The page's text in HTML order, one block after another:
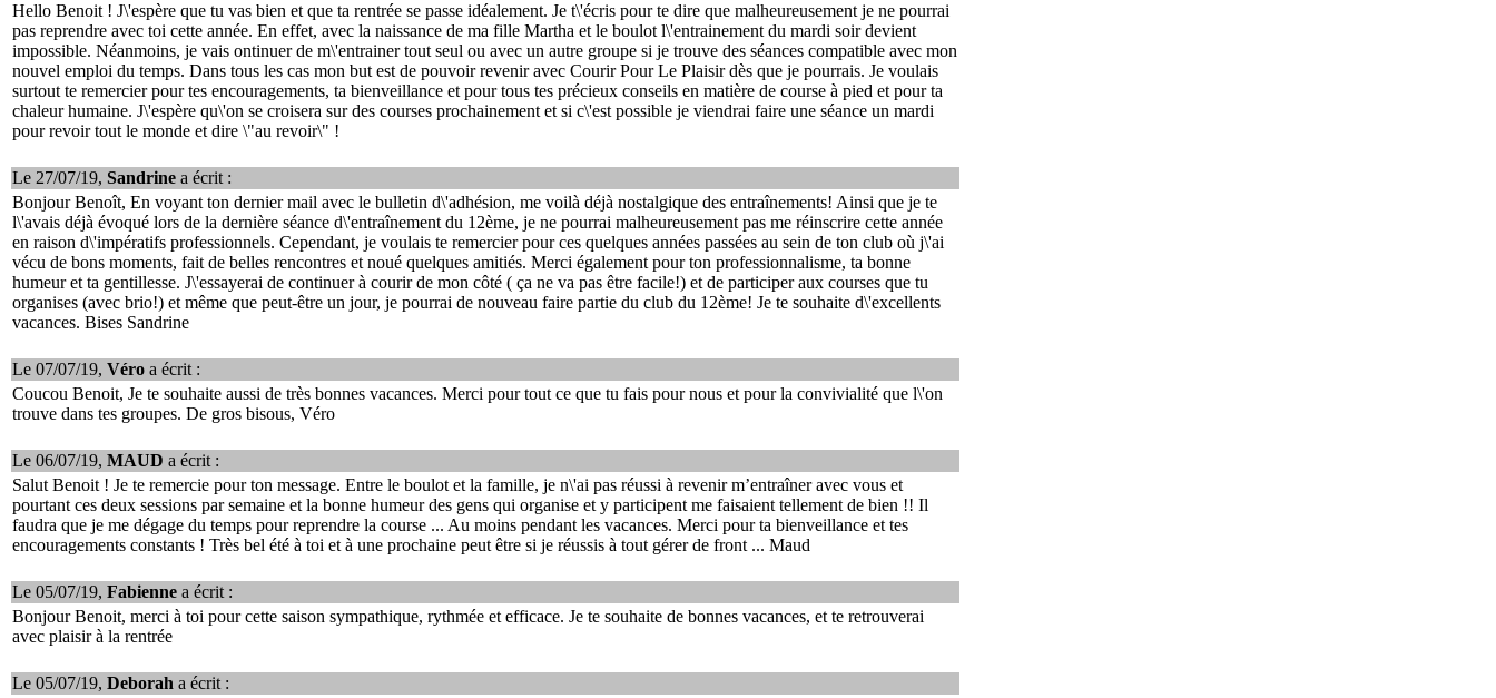
Hello Benoit ! J\'espère que tu vas bien et que ta rentrée se passe idéalement. Je t\'écris pour te dire que malheureusement je ne pourrai
pas reprendre avec toi cette année. En effet, avec la naissance de ma fille Martha et le boulot l\'entrainement du mardi soir devient
impossible. Néanmoins, je vais ontinuer de m\'entrainer tout seul ou avec un autre groupe si je trouve des séances compatible avec mon
nouvel emploi du temps. Dans tous les cas mon but est de pouvoir revenir avec Courir Pour Le Plaisir dès que je pourrais. Je voulais
surtout te remercier pour tes encouragements, ta bienveillance et pour tous tes précieux conseils en matière de course à pied et pour ta
chaleur humaine. J\'espère qu\'on se croisera sur des courses prochainement et si c\'est possible je viendrai faire une séance un mardi
pour revoir tout le monde et dire \"au revoir\" !
Le 27/07/19, Sandrine a écrit :
Bonjour Benoît, En voyant ton dernier mail avec le bulletin d\'adhésion, me voilà déjà nostalgique des entraînements! Ainsi que je te
l\'avais déjà évoqué lors de la dernière séance d\'entraînement du 12ème, je ne pourrai malheureusement pas me réinscrire cette année
en raison d\'impératifs professionnels. Cependant, je voulais te remercier pour ces quelques années passées au sein de ton club où j\'ai
vécu de bons moments, fait de belles rencontres et noué quelques amitiés. Merci également pour ton professionnalisme, ta bonne
humeur et ta gentillesse. J\'essayerai de continuer à courir de mon côté ( ça ne va pas être facile!) et de participer aux courses que tu
organises (avec brio!) et même que peut-être un jour, je pourrai de nouveau faire partie du club du 12ème! Je te souhaite d\'excellents
vacances. Bises Sandrine
Le 07/07/19, Véro a écrit :
Coucou Benoit, Je te souhaite aussi de très bonnes vacances. Merci pour tout ce que tu fais pour nous et pour la convivialité que l\'on
trouve dans tes groupes. De gros bisous, Véro
Le 06/07/19, MAUD a écrit :
Salut Benoit ! Je te remercie pour ton message. Entre le boulot et la famille, je n\'ai pas réussi à revenir m’entraîner avec vous et
pourtant ces deux sessions par semaine et la bonne humeur des gens qui organise et y participent me faisaient tellement de bien !! Il
faudra que je me dégage du temps pour reprendre la course ... Au moins pendant les vacances. Merci pour ta bienveillance et tes
encouragements constants ! Très bel été à toi et à une prochaine peut être si je réussis à tout gérer de front ... Maud
Le 05/07/19, Fabienne a écrit :
Bonjour Benoit, merci à toi pour cette saison sympathique, rythmée et efficace. Je te souhaite de bonnes vacances, et te retrouverai
avec plaisir à la rentrée
Le 05/07/19, Deborah a écrit :